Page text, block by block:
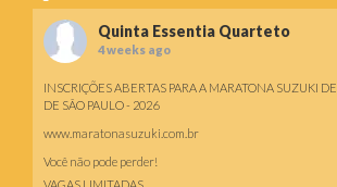
Quinta Essentia Quarteto
4 weeks ago
INSCRIÇÕES ABERTAS PARA A MARATONA SUZUKI
DE SÃO PAULO - 2026
www.maratonasuzuki.com.br
Você não pode perder!
VAGAS LIMITADAS